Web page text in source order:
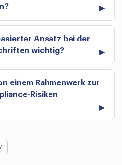
Ansatz bei der
wichtig?
einem Rahmenwerk zur
Risiken